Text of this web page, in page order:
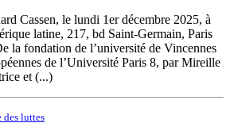
Cassen, le lundi 1er décembre 2025, à
latine, 217, bd Saint-Germain, Paris
la fondation de l’université de Vincennes
de l’Université Paris 8, par Mireille
et (...)
des luttes